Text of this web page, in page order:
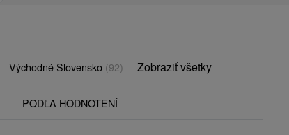
Východné Slovensko (92) Zobraziť všetky
PODĽA HODNOTENÍ